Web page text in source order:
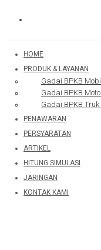
HOME
PRODUK & LAYANAN
Gadai BPKB
Gadai BPKB
Gadai BPKB
PENAWARAN
PERSYARATAN
ARTIKEL
HITUNG SIMULASI
JARINGAN
KONTAK KAMI
Published by